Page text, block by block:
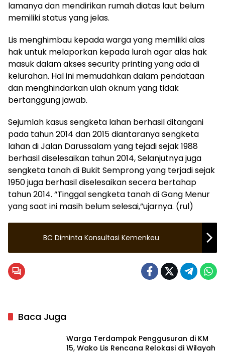
lamanya dan mendirikan rumah diatas laut belum
memiliki status yang jelas.
Lis menghimbau kepada warga yang memiliki alas
hak untuk melaporkan kepada lurah agar alas hak
masuk dalam akses security printing yang ada di
kelurahan. Hal ini memudahkan dalam pendataan
dan menghindarkan ulah oknum yang tidak
bertanggung jawab.
Sejumlah kasus sengketa lahan berhasil ditangani
pada tahun 2014 dan 2015 diantaranya sengketa
lahan di Jalan Darussalam yang tejadi sejak 1988
berhasil diselesaikan tahun 2014, Selanjutnya juga
sengketa tanah di Bukit Semprong yang terjadi sejak
1950 juga berhasil diselesaikan secera bertahap
tahun 2014. “Tinggal sengketa tanah di Gang Menur
yang saat ini masih belum selesai,”ujarnya. (rul)
BC Diminta Konsultasi Kemenkeu
Baca Juga
Warga Terdampak Penggusuran di KM
15, Wako Lis Rencana Relokasi di Wilayah